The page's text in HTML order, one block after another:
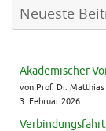
Neueste
Akademischer
von Prof. Dr.
3. Februar 2026
Verbindungsfahrt